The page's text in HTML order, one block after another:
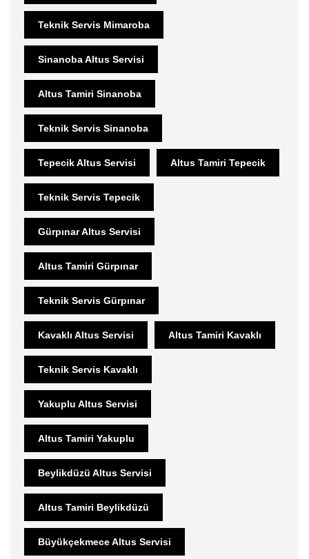
Teknik Servis Mimaroba
Sinanoba Altus Servisi
Altus Tamiri Sinanoba
Teknik Servis Sinanoba
Tepecik Altus Servisi Altus Tamiri Tepecik
Teknik Servis Tepecik
Gürpınar Altus Servisi
Altus Tamiri Gürpınar
Teknik Servis Gürpınar
Kavaklı Altus Servisi Altus Tamiri Kavaklı
Teknik Servis Kavaklı
Yakuplu Altus Servisi
Altus Tamiri Yakuplu
Beylikdüzü Altus Servisi
Altus Tamiri Beylikdüzü
Büyükçekmece Altus Servisi